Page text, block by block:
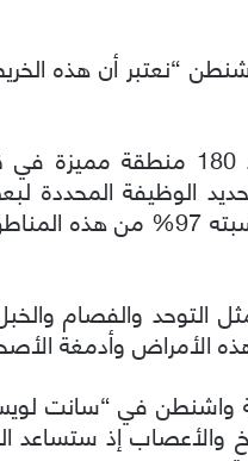
“نعتبر أن هذه
وقال العلماء من جامعة واشنطن إنهم تمكنوا
الوظيفة
الموجودة في شقي الدماغ الأيمن والأيسر،
التوحد والفصام
الأمراض وأدمغة
واشنطن في “سانت
والأعصاب إذ ستساعد